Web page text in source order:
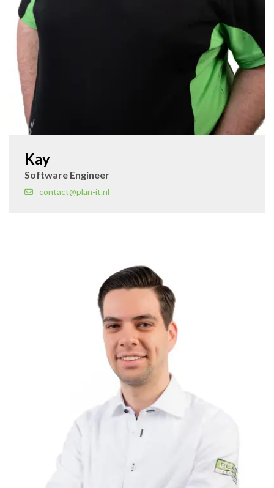
Kay
Software Engineer
contact@plan-it.nl